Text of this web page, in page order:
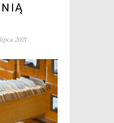
2021